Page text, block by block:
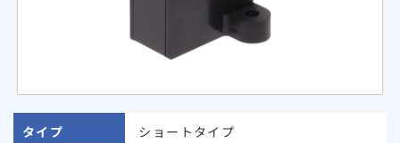
タイプ ショートタイプ